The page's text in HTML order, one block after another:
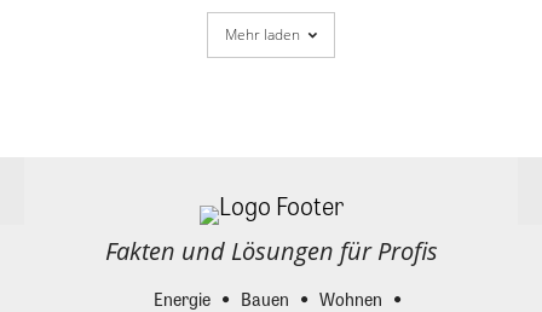
Mehr laden
Fakten und Lösungen für Profis
Energie Bauen
Wohnen